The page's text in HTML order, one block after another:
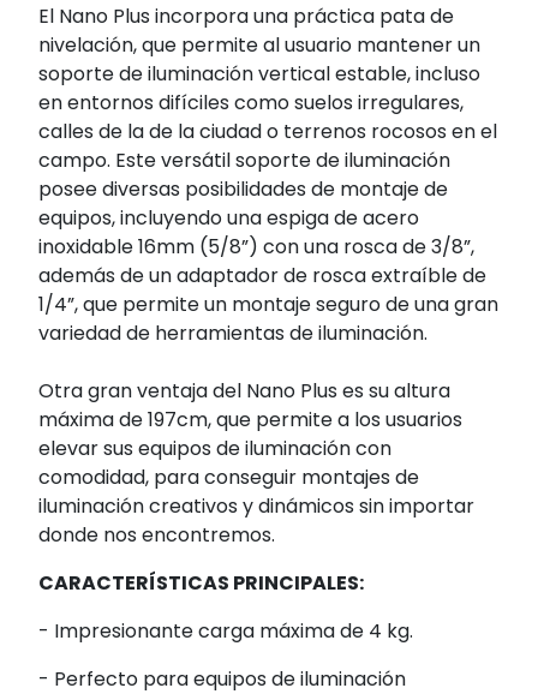
El Nano Plus incorpora una práctica pata de
nivelación, que permite al usuario mantener un
soporte de iluminación vertical estable, incluso
en entornos difíciles como suelos irregulares,
calles de la de la ciudad o terrenos rocosos en el
campo. Este versátil soporte de iluminación
posee diversas posibilidades de montaje de
equipos, incluyendo una espiga de acero
inoxidable 16mm (5/8”) con una rosca de 3/8”,
además de un adaptador de rosca extraíble de
1/4”, que permite un montaje seguro de una gran
variedad de herramientas de iluminación.
Otra gran ventaja del Nano Plus es su altura
máxima de 197cm, que permite a los usuarios
elevar sus equipos de iluminación con
comodidad, para conseguir montajes de
iluminación creativos y dinámicos sin importar
donde nos encontremos.
CARACTERÍSTICAS PRINCIPALES:
- Impresionante carga máxima de 4 kg.
- Perfecto para equipos de iluminación